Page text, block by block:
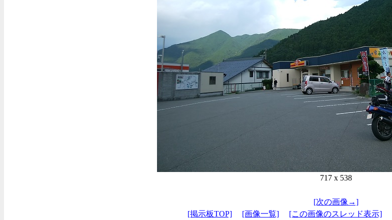
717 x 538
[次の画像→]
[掲示板TOP]
[画像一覧] [この画像のスレッド表示]